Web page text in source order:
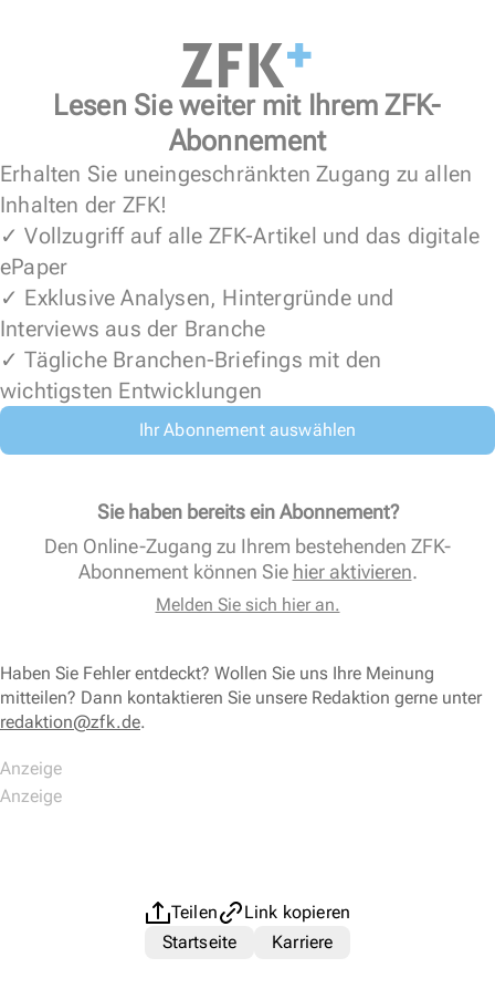
Lesen Sie weiter mit Ihrem ZFK-
Abonnement
Erhalten Sie uneingeschränkten Zugang zu allen
Inhalten der ZFK!
✓ Vollzugriff auf alle ZFK-Artikel und das digitale
ePaper
✓ Exklusive Analysen, Hintergründe und
Interviews aus der Branche
✓ Tägliche Branchen-Briefings mit den
wichtigsten Entwicklungen
Ihr Abonnement auswählen
Sie haben bereits ein Abonnement?
Den Online-Zugang zu Ihrem bestehenden ZFK-
Abonnement können Sie hier aktivieren.
Melden Sie sich hier an.
Haben Sie Fehler entdeckt? Wollen Sie uns Ihre Meinung
mitteilen? Dann kontaktieren Sie unsere Redaktion gerne unter
redaktion@zfk.de.
Teilen
Link kopieren
Startseite
Karriere